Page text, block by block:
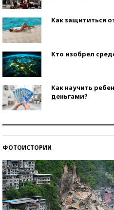
Как защититься
Кто изобрел
Как научить
деньгами?
ФОТОИСТОРИИ